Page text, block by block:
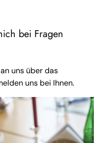
bei Fragen
uns über das
uns bei Ihnen.